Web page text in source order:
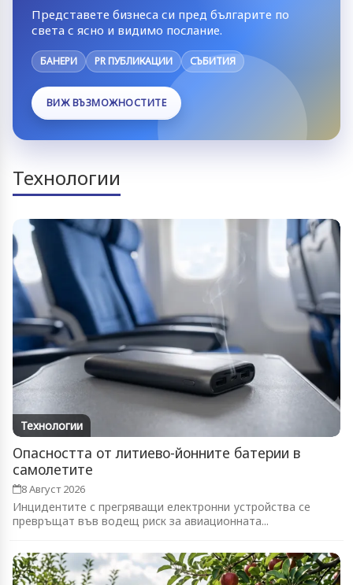
Представете бизнеса си пред българите по
света с ясно и видимо послание.
БАНЕРИ PR ПУБЛИКАЦИИ СЪБИТИЯ
ВИЖ ВЪЗМОЖНОСТИТЕ
Технологии
Технологии
Опасността от литиево-йонните батерии в
самолетите
8 Август 2026
Инцидентите с прегряващи електронни устройства се
превръщат във водещ риск за авиационната...